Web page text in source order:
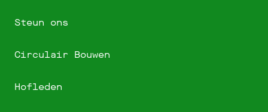
Steun ons
Circulair Bouwen
Hofleden